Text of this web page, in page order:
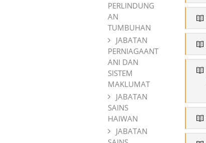
PERLINDUNG
AN
TUMBUHAN
JABATAN
PERNIAGAANT
ANI DAN
SISTEM
MAKLUMAT
JABATAN
SAINS
HAIWAN
JABATAN